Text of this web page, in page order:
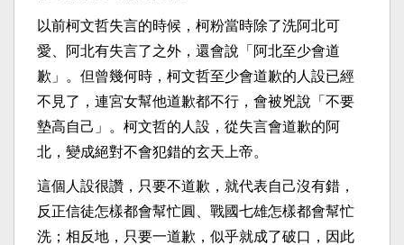
以前柯文哲失言的時候，柯粉當時除了洗阿北可
愛、阿北有失言了之外，還會說「阿北至少會道
歉」。但曾幾何時，柯文哲至少會道歉的人設已經
不見了，連宮女幫他道歉都不行，會被兇說「不要
墊高自己」。柯文哲的人設，從失言會道歉的阿
北，變成絕對不會犯錯的玄天上帝。
這個人設很讚，只要不道歉，就代表自己沒有錯，
反正信徒怎樣都會幫忙圓、戰國七雄怎樣都會幫忙
洗；相反地，只要一道歉，似乎就成了破口，因此